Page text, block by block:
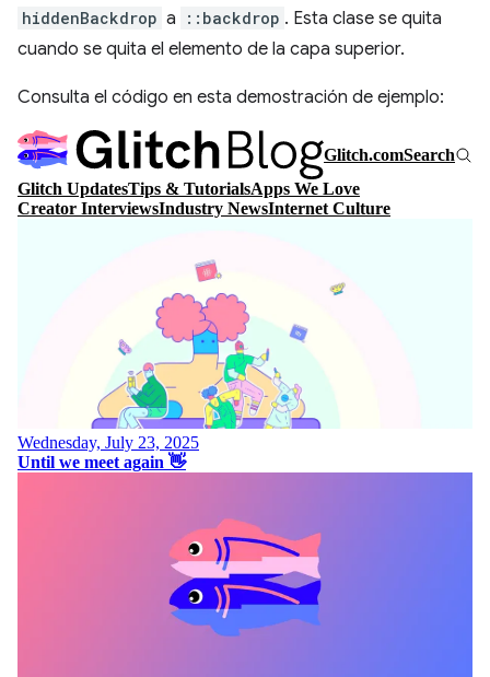
hiddenBackdrop a ::backdrop . Esta clase se quita
cuando se quita el elemento de la capa superior.
Consulta el código en esta demostración de ejemplo: